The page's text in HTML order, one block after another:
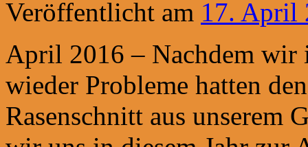
Veröffentlicht am 17. April
April 2016 – Nachdem wir
wieder Probleme hatten
Rasenschnitt aus unserem